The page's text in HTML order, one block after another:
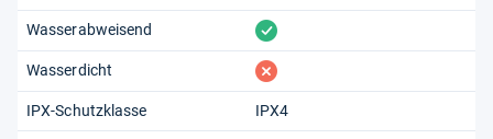
Wasserabweisend vorhanden
Wasserdicht fehlt
IPX-Schutzklasse IPX4